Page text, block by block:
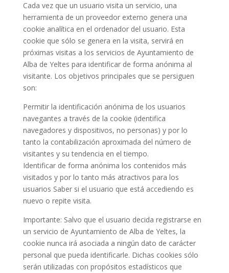
Cada vez que un usuario visita un servicio, una
herramienta de un proveedor externo genera una
cookie analítica en el ordenador del usuario. Esta
cookie que sólo se genera en la visita, servirá en
próximas visitas a los servicios de Ayuntamiento de
Alba de Yeltes para identificar de forma anónima al
visitante. Los objetivos principales que se persiguen
son:
Permitir la identificación anónima de los usuarios
navegantes a través de la cookie (identifica
navegadores y dispositivos, no personas) y por lo
tanto la contabilización aproximada del número de
visitantes y su tendencia en el tiempo.
Identificar de forma anónima los contenidos más
visitados y por lo tanto más atractivos para los
usuarios Saber si el usuario que está accediendo es
nuevo o repite visita.
Importante: Salvo que el usuario decida registrarse en
un servicio de Ayuntamiento de Alba de Yeltes, la
cookie nunca irá asociada a ningún dato de carácter
personal que pueda identificarle. Dichas cookies sólo
serán utilizadas con propósitos estadísticos que